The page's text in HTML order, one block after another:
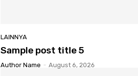
LAINNYA
Sample post title 5
Author Name - August 6, 2026